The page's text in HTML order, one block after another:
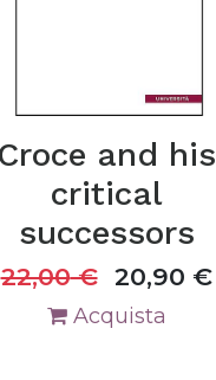
and his
critical
successors
22,00€ 20,90 €
Acquista